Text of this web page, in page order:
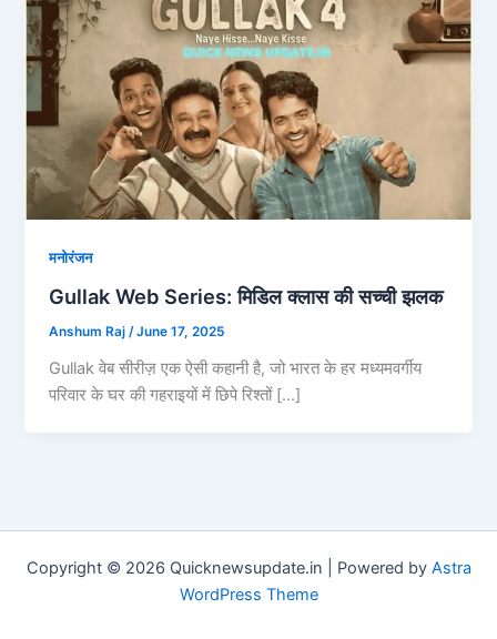
मनोरंजन
Gullak Web Series: मिडिल क्लास की सच्ची झलक
Anshum Raj/June 17, 2025
Gullak वेब सीरीज़ एक ऐसी कहानी है, जो भारत के हर मध्यमवर्गीय
परिवार के घर की गहराइयों में छिपे रिश्तों […]
Copyright © 2026 Quicknewsupdate.in | Powered by Astra
WordPress Theme